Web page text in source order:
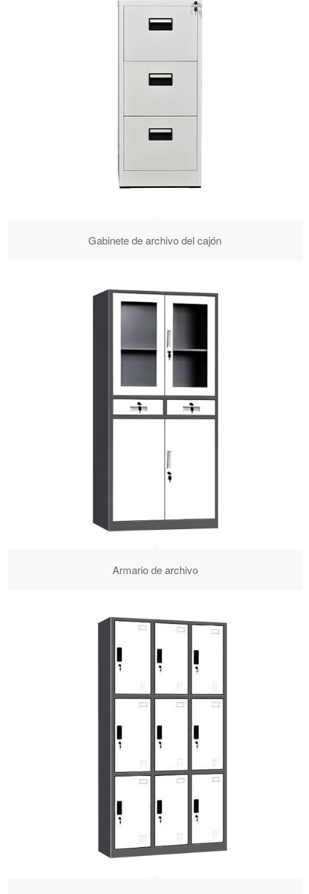
Gabinete de archivo del cajón
Armario de archivo